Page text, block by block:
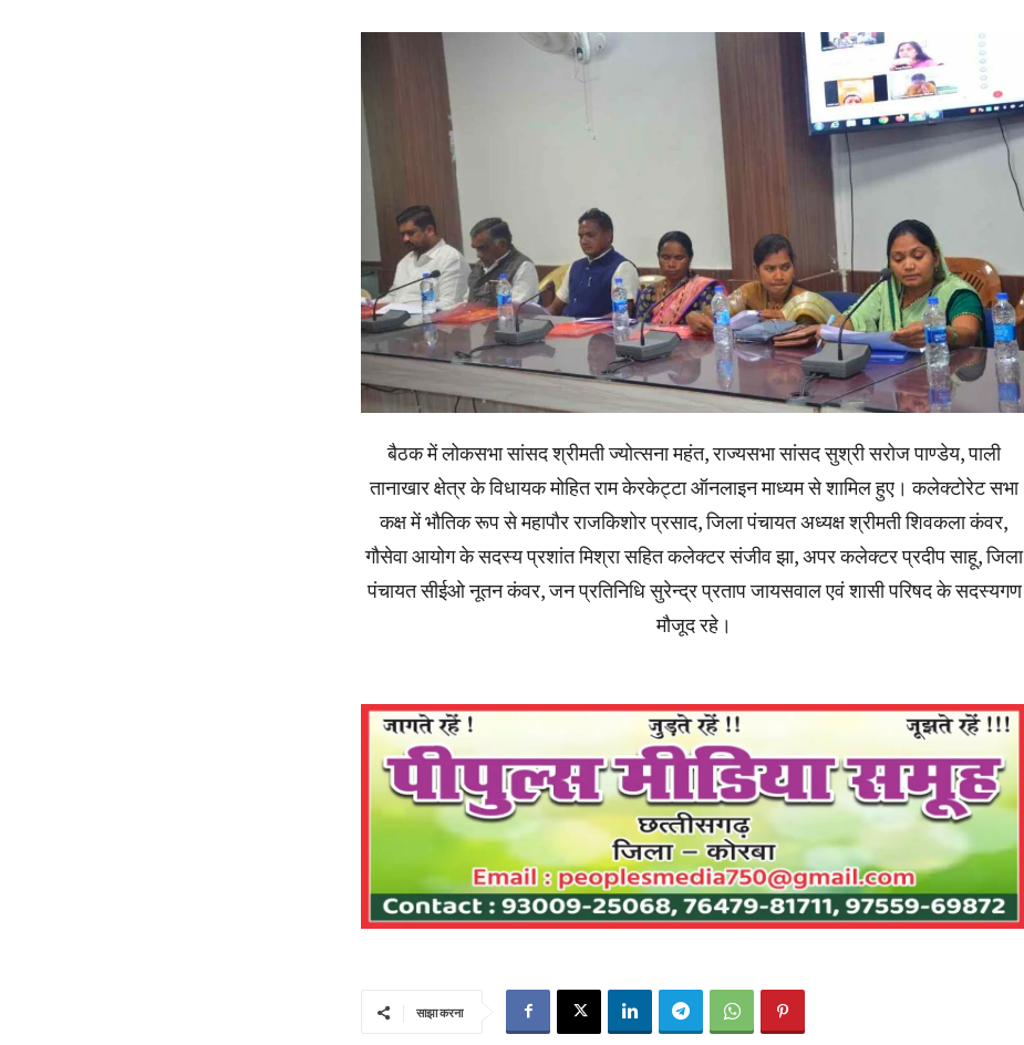
बैठक में लोकसभा सांसद श्रीमती ज्योत्सना महंत, राज्यसभा सांसद सुश्री सरोज पाण्डेय, पाली
तानाखार क्षेत्र के विधायक मोहित राम केरकेट्टा ऑनलाइन माध्यम से शामिल हुए। कलेक्टोरेट सभा
कक्ष में भौतिक रूप से महापौर राजकिशोर प्रसाद, जिला पंचायत अध्यक्ष श्रीमती शिवकला कंवर,
गौसेवा आयोग के सदस्य प्रशांत मिश्रा सहित कलेक्टर संजीव झा, अपर कलेक्टर प्रदीप साहू, जिला
पंचायत सीईओ नूतन कंवर, जन प्रतिनिधि सुरेन्द्र प्रताप जायसवाल एवं शासी परिषद के सदस्यगण
मौजूद रहे।
साझा करना